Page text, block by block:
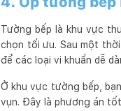
Tường bếp là khu vực
chọn tối ưu. Sau một
để các loại vi khuẩn dễ
Ở khu vực tường bếp,
vụn. Đây là phương án